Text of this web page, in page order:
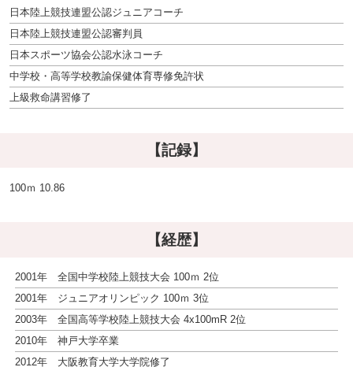
日本陸上競技連盟公認ジュニアコーチ
日本陸上競技連盟公認審判員
日本スポーツ協会公認水泳コーチ
中学校・高等学校教諭保健体育専修免許状
上級救命講習修了
【記録】
100ｍ 10.86
【経歴】
2001年 全国中学校陸上競技大会 100ｍ 2位
2001年 ジュニアオリンピック 100ｍ 3位
2003年 全国高等学校陸上競技大会 4x100mR 2位
2010年 神戸大学卒業
2012年 大阪教育大学大学院修了